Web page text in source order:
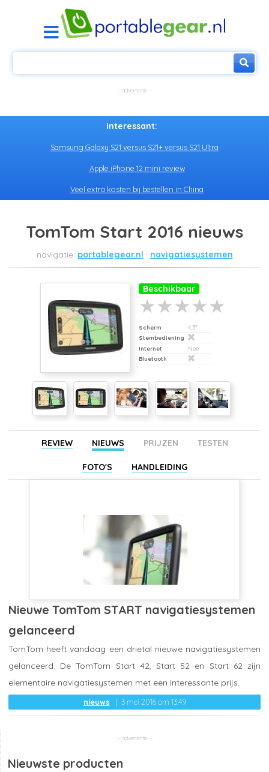
Interessant:
Samsung Galaxy S21 versus S21+ versus S21 Ultra
Apple iPhone 12 mini review
Veel extra kosten bij bestellen in China
TomTom Start 2016 nieuws
portablegear.nl navigatiesystemen
Beschikbaar
Scherm
4,3"
Stembediening
Internet
Nee
Bluetooth
REVIEW NIEUWS PRIJZEN TESTEN
FOTO'S HANDLEIDING
Nieuwe TomTom START navigatiesystemen
gelanceerd
nieuws 3 mei 2016 om 13:49
TomTom heeft vandaag een drietal nieuwe navigatiesystemen
gelanceerd. De TomTom Start 42, Start 52 en Start 62 zijn
elementaire navigatiesystemen met een interessante prijs.
Nieuwste producten